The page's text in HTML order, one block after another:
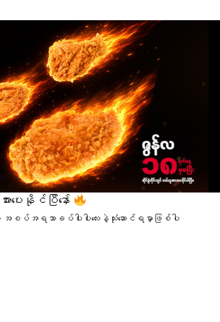
းနိုင်ပြီနော်
ပ်အရသာခပ်ပါးပါးလေးနဲ့သုံးဆောင်ရမှာဖြစ်ပါ